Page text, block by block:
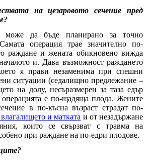
на цезаровото сечение пред
може да бъде планирано за точно
операция трае значително по-
раждане и жената обикновено вижда
и. Дава възможност раждането
я прави незаменима при спешни
ситуации (седалищно предлежание –
на долу, несъразмерен за таза едър
е по-щадяща плода. Жените
в по-късна възраст страдат по-
и матката и от незадържане
които се свързват с травма на
при раждане на по-едри плодове.